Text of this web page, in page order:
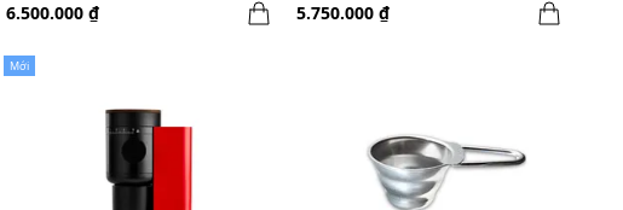
6.500.000 ₫ 5.750.000 ₫
Mới